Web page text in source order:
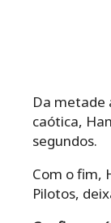
Da metade
caótica,
segundos.
Com o fim,
Pilotos,